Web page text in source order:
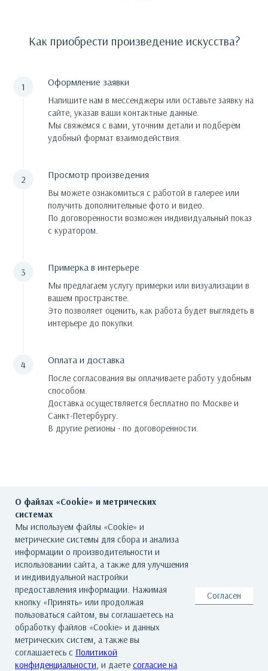
Как приобрести произведение искусства?
Оформление заявки
Напишите нам в мессенджеры или оставьте заявку на
сайте, указав ваши контактные данные.
Мы свяжемся с вами, уточним детали и подберём
удобный формат взаимодействия.
Просмотр произведения
Вы можете ознакомиться с работой в галерее или
получить дополнительные фото и видео.
По договорённости возможен индивидуальный показ
с куратором.
Примерка в интерьере
Мы предлагаем услугу примерки или визуализации в
вашем пространстве.
Это позволяет оценить, как работа будет выглядеть в
интерьере до покупки.
Оплата и доставка
После согласования вы оплачиваете работу удобным
способом.
Доставка осуществляется бесплатно по Москве и
Санкт-Петербургу.
В другие регионы - по договоренности.
ГЛАВНАЯ О ГАЛЕРЕЕ ХУДОЖНИКИ
КАТАЛОГ РАБОТ СОБЫТИЯ КОНТАКТЫ
© Все права защищены. Арт Баро - галерея современного искусства
По всем вопросам обращайтесь на почту: info@artbaro.ru
Политика конфиденциальности|Согласие на обработку персональных
данных|Условия использования сайта
О файлах «Cookie» и метрических
системах
Мы используем файлы «Cookie» и
метрические системы для сбора и анализа
информации о производительности и
использовании сайта, а также для улучшения
и индивидуальной настройки
предоставления информации. Нажимая
кнопку «Принять» или продолжая
пользоваться сайтом, вы соглашаетесь на
обработку файлов «Cookie» и данных
метрических систем, а также вы
соглашаетесь с Политикой
конфиденциальности, и даете согласие на
Согласен